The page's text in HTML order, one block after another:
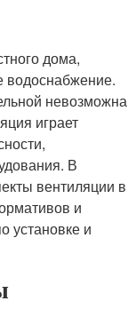
дома,
водоснабжение.
невозможна
играет
В
вентиляции в
и
установке и